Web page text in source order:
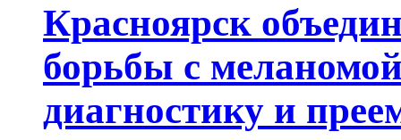
Красноярск
борьбы с
диагностику и